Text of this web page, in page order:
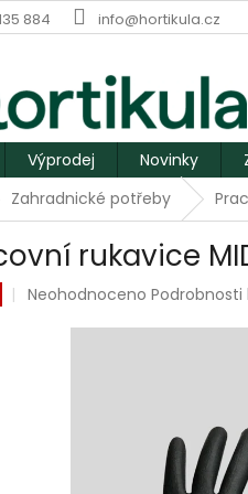
884 info@hortikula.cz
Výprodej Novinky
Zahradnické potřeby
rukavice
Průměrné
produktu
Neohodnoceno